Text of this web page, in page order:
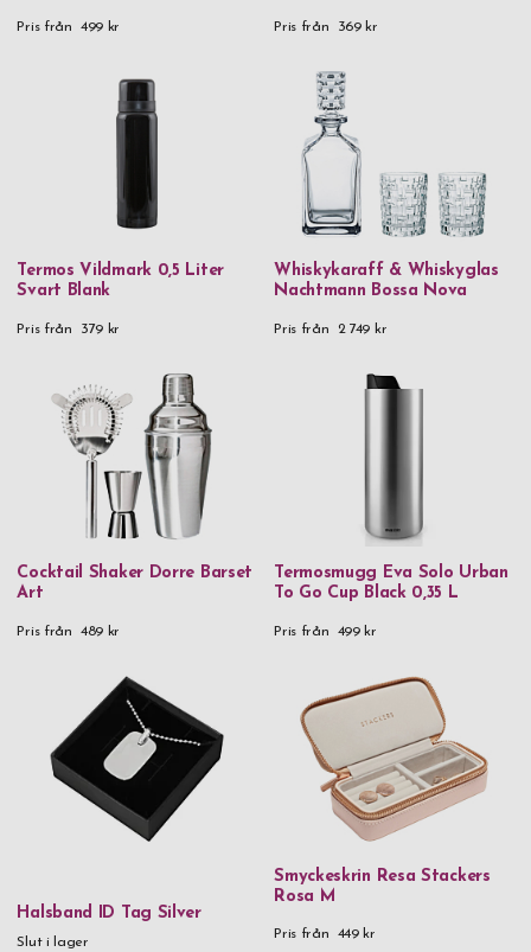
Pris från 499 kr Pris från 369 kr
Termos Vildmark 0,5 Liter
Svart Blank
Pris från 379 kr
Whiskykaraff & Whiskyglas
Nachtmann Bossa Nova
Pris från 2 749 kr
Cocktail Shaker Dorre Barset
Art
Pris från 489 kr
Termosmugg Eva Solo Urban
To Go Cup Black 0,35 L
Pris från 499 kr
Halsband ID Tag Silver
Slut i lager
Smyckeskrin Resa Stackers
Rosa M
Pris från 449 kr